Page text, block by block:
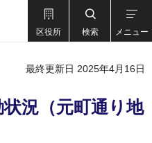
区役所 検索 メニュー
最終更新日 2025年4月16日
況（元町通り地